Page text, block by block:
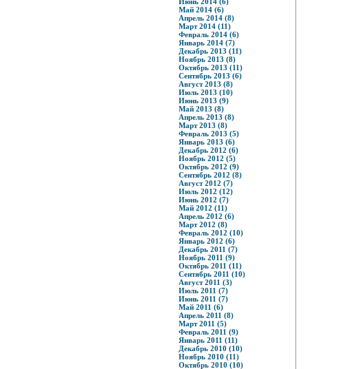
Май 2014 (6)
Апрель 2014 (8)
Март 2014 (11)
Февраль 2014 (6)
Январь 2014 (7)
Декабрь 2013 (11)
Ноябрь 2013 (8)
Октябрь 2013 (11)
Сентябрь 2013 (6)
Август 2013 (8)
Июль 2013 (10)
Июнь 2013 (9)
Май 2013 (8)
Апрель 2013 (8)
Март 2013 (8)
Февраль 2013 (5)
Январь 2013 (6)
Декабрь 2012 (6)
Ноябрь 2012 (5)
Октябрь 2012 (9)
Сентябрь 2012 (8)
Август 2012 (7)
Июль 2012 (12)
Июнь 2012 (7)
Май 2012 (11)
Апрель 2012 (6)
Март 2012 (8)
Февраль 2012 (10)
Январь 2012 (6)
Декабрь 2011 (7)
Ноябрь 2011 (9)
Октябрь 2011 (11)
Сентябрь 2011 (10)
Август 2011 (3)
Июль 2011 (7)
Июнь 2011 (7)
Май 2011 (6)
Апрель 2011 (8)
Март 2011 (5)
Февраль 2011 (9)
Январь 2011 (11)
Декабрь 2010 (10)
Ноябрь 2010 (11)
Октябрь 2010 (10)